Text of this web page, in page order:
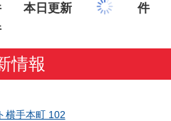
本日更新
件
情報
横手本町 102